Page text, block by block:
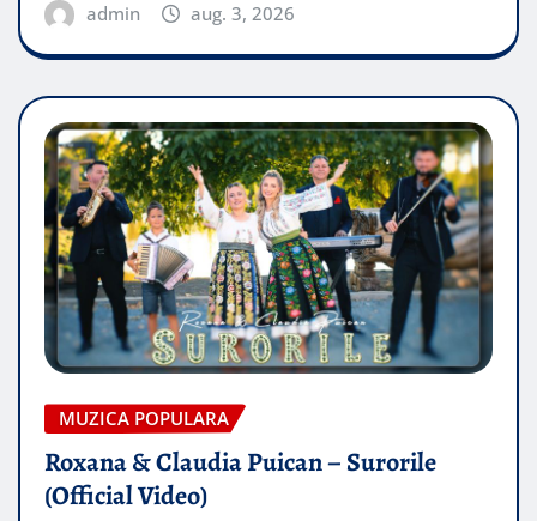
admin aug. 3, 2026
MUZICA POPULARA
Roxana & Claudia Puican – Surorile
(Official Video)